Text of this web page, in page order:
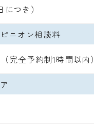
つき）
ニオン相談料
完全予約制1時間以内）